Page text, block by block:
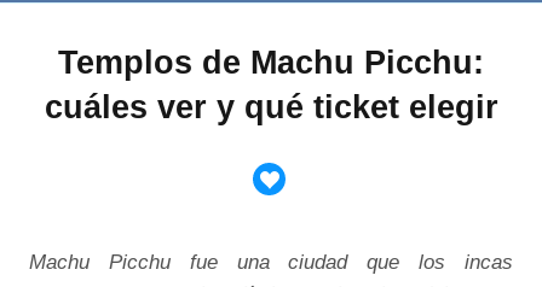
Templos de Machu Picchu:
cuáles ver y qué ticket elegir
Machu Picchu fue una ciudad que los incas